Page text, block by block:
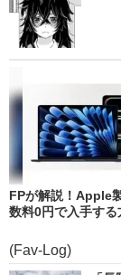
FPが解説！Apple
数料0円で入手する
(Fav-Log)